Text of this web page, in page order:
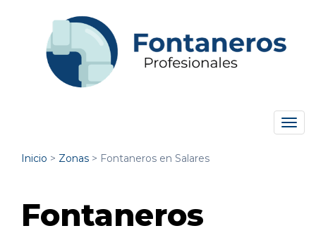
Inicio > Zonas > Fontaneros en Salares
Fontaneros